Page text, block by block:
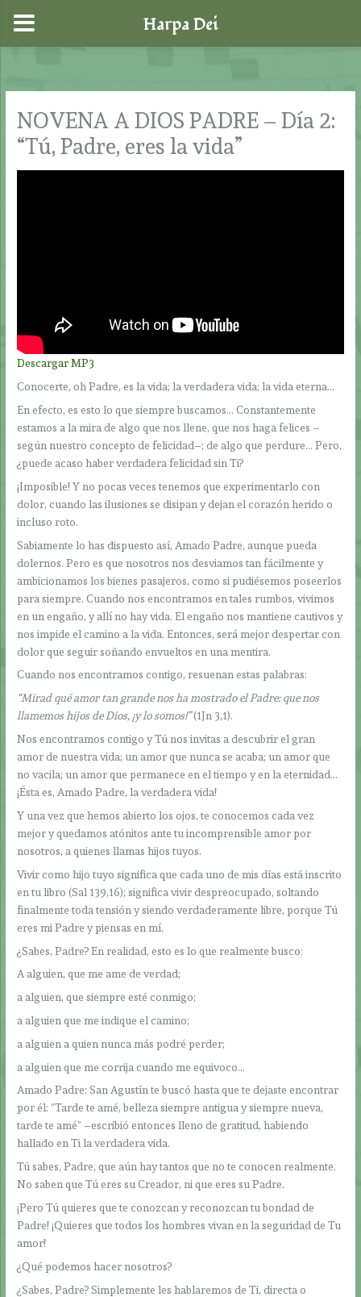
contenido
NOVENA A DIOS PADRE – Día 2:
“Tú, Padre, eres la vida”
Descargar MP3
Conocerte, oh Padre, es la vida; la verdadera vida; la vida eterna…
En efecto, es esto lo que siempre buscamos… Constantemente
estamos a la mira de algo que nos llene, que nos haga felices –
según nuestro concepto de felicidad–; de algo que perdure… Pero,
¿puede acaso haber verdadera felicidad sin Ti?
¡Imposible! Y no pocas veces tenemos que experimentarlo con
dolor, cuando las ilusiones se disipan y dejan el corazón herido o
incluso roto.
Sabiamente lo has dispuesto así, Amado Padre, aunque pueda
dolernos. Pero es que nosotros nos desviamos tan fácilmente y
ambicionamos los bienes pasajeros, como si pudiésemos poseerlos
para siempre. Cuando nos encontramos en tales rumbos, vivimos
en un engaño, y allí no hay vida. El engaño nos mantiene cautivos y
nos impide el camino a la vida. Entonces, será mejor despertar con
dolor que seguir soñando envueltos en una mentira.
Cuando nos encontramos contigo, resuenan estas palabras:
“Mirad qué amor tan grande nos ha mostrado el Padre: que nos
llamemos hijos de Dios, ¡y lo somos!”(1Jn 3,1).
Nos encontramos contigo y Tú nos invitas a descubrir el gran
amor de nuestra vida; un amor que nunca se acaba; un amor que
no vacila; un amor que permanece en el tiempo y en la eternidad…
¡Ésta es, Amado Padre, la verdadera vida!
Y una vez que hemos abierto los ojos, te conocemos cada vez
mejor y quedamos atónitos ante tu incomprensible amor por
nosotros, a quienes llamas hijos tuyos.
Vivir como hijo tuyo significa que cada uno de mis días está inscrito
en tu libro (Sal 139,16); significa vivir despreocupado, soltando
finalmente toda tensión y siendo verdaderamente libre, porque Tú
eres mi Padre y piensas en mí.
¿Sabes, Padre? En realidad, esto es lo que realmente busco:
A alguien, que me ame de verdad;
a alguien, que siempre esté conmigo;
a alguien que me indique el camino;
a alguien a quien nunca más podré perder;
a alguien que me corrija cuando me equivoco…
Amado Padre: San Agustín te buscó hasta que te dejaste encontrar
por él: “Tarde te amé, belleza siempre antigua y siempre nueva,
tarde te amé” –escribió entonces lleno de gratitud, habiendo
hallado en Ti la verdadera vida.
Tú sabes, Padre, que aún hay tantos que no te conocen realmente.
No saben que Tú eres su Creador, ni que eres su Padre.
¡Pero Tú quieres que te conozcan y reconozcan tu bondad de
Padre! ¡Quieres que todos los hombres vivan en la seguridad de Tu
amor!
¿Qué podemos hacer nosotros?
¿Sabes, Padre? Simplemente les hablaremos de Ti, directa o
Harpa Dei